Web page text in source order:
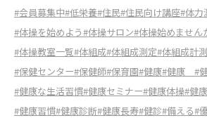
#会員募集中#低栄養#住民#住民向け講座#体力
#体操を始めよう#体操サロン#体操始めません
#体操教室一覧#体組成#体組成測定#体組成計
#保健センター#保健師#保育園#健康#健康 #
#健康な生活習慣#健康セミナー#健康体操#健
#健康習慣#健康診断#健康長寿#健診#備える#